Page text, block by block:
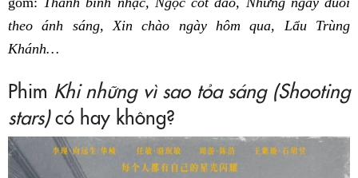
theo ánh sáng, Xin chào ngày hôm qua, Lẩu Trùng
Khánh…
Phim Khi những vì sao tỏa sáng (Shooting
stars)có hay không?